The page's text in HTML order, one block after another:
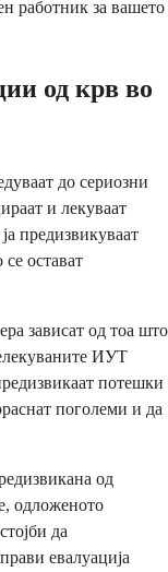
работник за вашето
од крв во
до сериозни
и лекуваат
предизвикуваат
остават
зависат од тоа што
ИУТ
потешки
поголеми и да
од
одложеното
да
евалуација